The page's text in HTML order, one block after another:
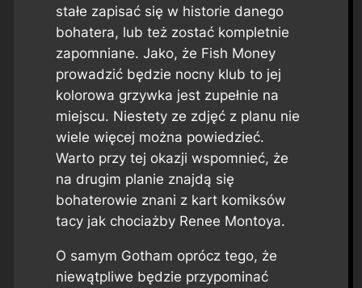
stałe zapisać się w historie danego
bohatera, lub też zostać kompletnie
zapomniane. Jako, że Fish Money
prowadzić będzie nocny klub to jej
kolorowa grzywka jest zupełnie na
miejscu. Niestety ze zdjęć z planu nie
wiele więcej można powiedzieć.
Warto przy tej okazji wspomnieć, że
na drugim planie znajdą się
bohaterowie znani z kart komiksów
tacy jak chociażby Renee Montoya.
O samym Gotham oprócz tego, że
niewątpliwe będzie przypominać